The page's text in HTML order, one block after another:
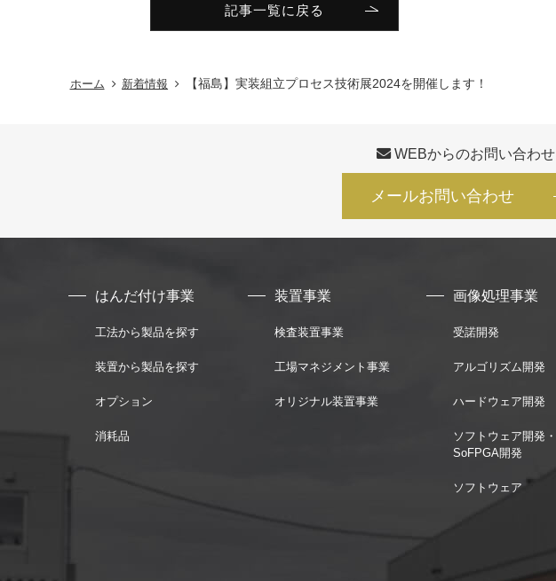
記事一覧に戻る
ホーム 新着情報 【福島】実装組立プロセス技術展2024を開催します！
WEBからのお問い合わせ
メールお問い合わせ
はんだ付け事業
工法から製品を探す
装置から製品を探す
オプション
消耗品
装置事業
検査装置事業
工場マネジメント事業
オリジナル装置事業
画像処理事業
受諾開発
アルゴリズム開発
ハードウェア開発
ソフトウェア開発・
SoFPGA開発
ソフトウェア